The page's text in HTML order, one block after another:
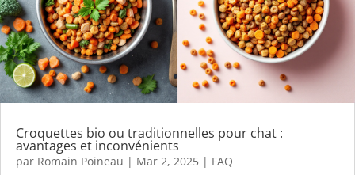
Croquettes bio ou traditionnelles pour chat :
avantages et inconvénients
par Romain Poineau | Mar 2, 2025 | FAQ